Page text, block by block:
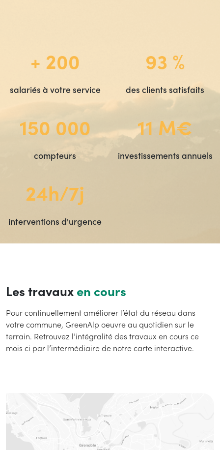
+ 200
salariés à votre service
93 %
des clients satisfaits
150 000
compteurs
11 M€
investissements annuels
24h/7j
interventions d'urgence
Les travauxen cours
Pour continuellement améliorer l’état du réseau dans
votre commune, GreenAlp oeuvre au quotidien sur le
terrain. Retrouvez l’intégralité des travaux en cours ce
mois ci par l’intermédiaire de notre carte interactive.